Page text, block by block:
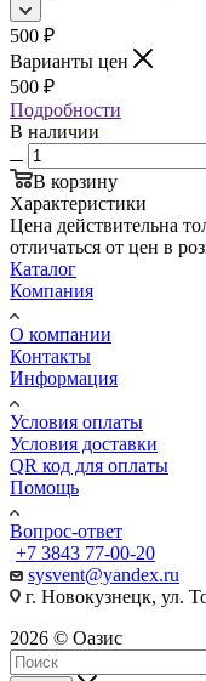
500 ₽
Варианты цен
500 ₽
Подробности
В наличии
В корзину
Характеристики
Цена действительна
отличаться от цен в
Каталог
Компания
О компании
Контакты
Информация
Условия оплаты
Условия доставки
QR код для оплаты
Помощь
Вопрос-ответ
+7 3843 77-00-20
sysvent@yandex.ru
г. Новокузнецк, ул.
2026 © Оазис